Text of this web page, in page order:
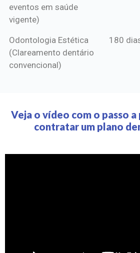
eventos em saúde
vigente)
Odontologia Estética
(Clareamento dentário
convencional)
180
Veja o vídeo com o passo a
contratar um plano